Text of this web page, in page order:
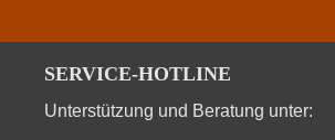
SERVICE-HOTLINE
Unterstützung und Beratung unter: